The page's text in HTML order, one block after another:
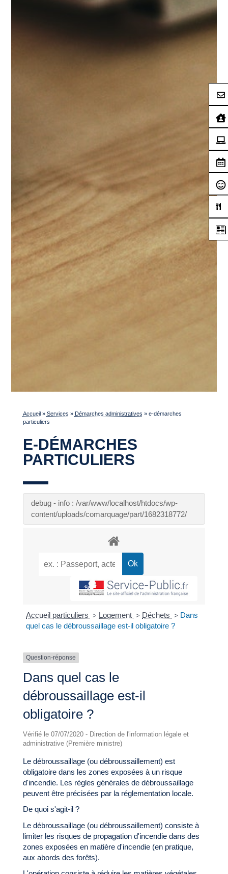
Accueil » Services » Démarches administratives » e-démarches
particuliers
E-DÉMARCHES
PARTICULIERS
debug - info : /var/www/localhost/htdocs/wp-
content/uploads/comarquage/part/1682318772/
Accueil particuliers > Logement > Déchets > Dans
quel cas le débroussaillage est-il obligatoire ?
Question-réponse
Dans quel cas le
débroussaillage est-il
obligatoire ?
Vérifié le 07/07/2020 - Direction de l'information légale et
administrative (Première ministre)
Le débroussaillage (ou débroussaillement) est
obligatoire dans les zones exposées à un risque
d'incendie. Les règles générales de débroussaillage
peuvent être précisées par la réglementation locale.
De quoi s'agit-il ?
Le débroussaillage (ou débroussaillement) consiste à
limiter les risques de propagation d'incendie dans des
zones exposées en matière d'incendie (en pratique,
aux abords des forêts).